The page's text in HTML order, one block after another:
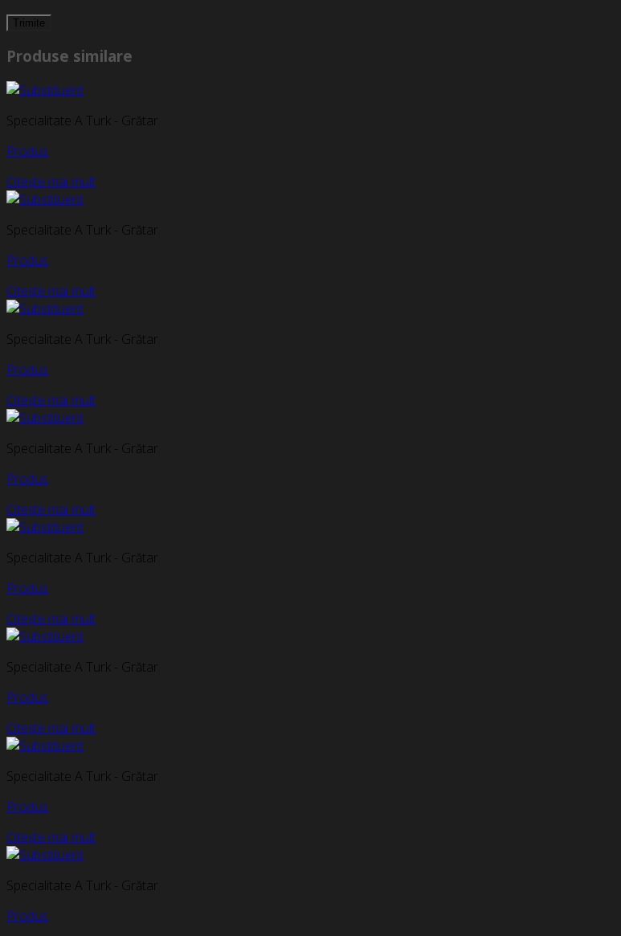
Produse similare
Specialitate A Turk - Grătar
Produs
Citește mai mult
Specialitate A Turk - Grătar
Produs
Citește mai mult
Specialitate A Turk - Grătar
Produs
Citește mai mult
Specialitate A Turk - Grătar
Produs
Citește mai mult
Specialitate A Turk - Grătar
Produs
Citește mai mult
Specialitate A Turk - Grătar
Produs
Citește mai mult
Specialitate A Turk - Grătar
Produs
Citește mai mult
Specialitate A Turk - Grătar
Produs